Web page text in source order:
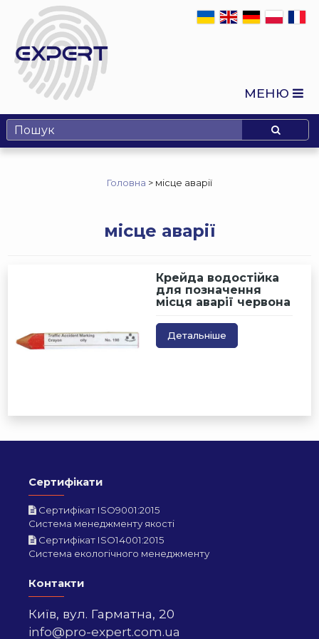
МЕНЮ
Головна > місце аварії
місце аварії
Крейда водостійка
для позначення
місця аварії червона
Детальніше
Сертифікати
Сертифікат ISO9001:2015
Система менеджменту якості
Сертифікат ISO14001:2015
Система екологічного менеджменту
Контакти
Київ, вул. Гарматна, 20
info@pro-expert.com.ua